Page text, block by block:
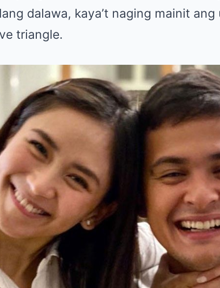
dalawa, kaya’t naging mainit ang
triangle.